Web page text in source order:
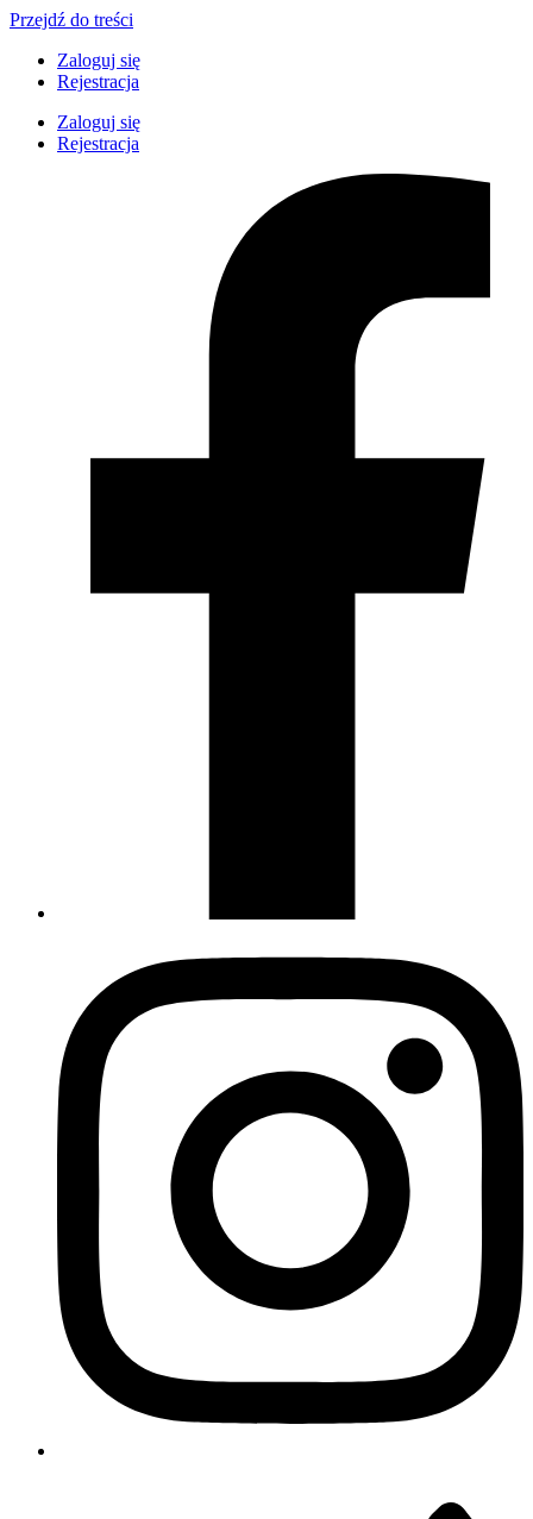
Przejdź do treści
Zaloguj się
Rejestracja
Zaloguj się
Rejestracja